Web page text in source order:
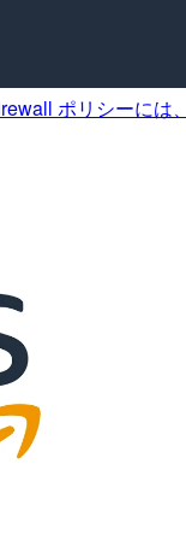
ポリシーに